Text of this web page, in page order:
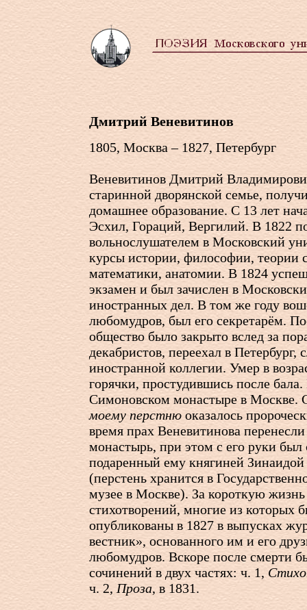
Дмитрий Веневитинов
1805, Москва – 1827, Петербург
Веневитинов Дмитрий
старинной дворянской семье,
домашнее образование. C 13 лет
Эсхил, Гораций, Вергилий. В 1822
вольнослушателем в Московский
курсы истории, философии, теории
математики, анатомии. В 1824
экзамен и был зачислен в
иностранных дел. В том же году
любомудров, был его секретарём.
общество было закрыто вслед за
декабристов, переехал в
иностранной коллегии. Умер в
горячки, простудившись после
Симоновском монастыре в Москве.
моему перстню оказалось
время прах Веневитинова
монастырь, при этом с его руки был
подаренный ему княгиней
(перстень хранится в
музее в Москве). За короткую
стихотворений, многие из которых
опубликованы в 1827 в выпусках
вестник», основанного им и его
любомудров. Вскоре после смерти
сочинений в двух частях: ч. 1,
ч. 2, Проза, в 1831.